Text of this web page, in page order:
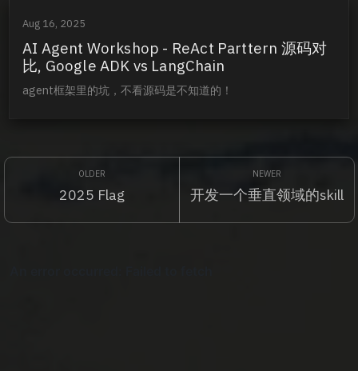
Aug 16, 2025
AI Agent Workshop - ReAct Parttern 源码对
比, Google ADK vs LangChain
agent框架里的坑，不看源码是不知道的！
2025 Flag 开发一个垂直领域的skill